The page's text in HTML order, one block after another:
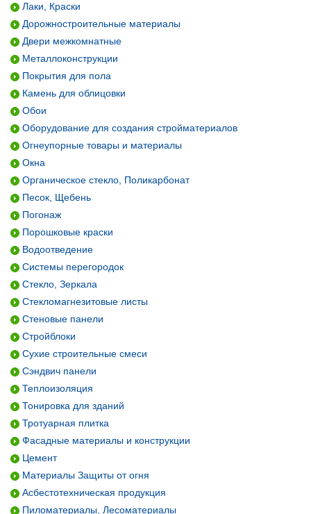
Лаки, Краски
Дорожностроительные материалы
Двери межкомнатные
Металлоконструкции
Покрытия для пола
Камень для облицовки
Обои
Оборудование для создания стройматериалов
Огнеупорные товары и материалы
Окна
Органическое стекло, Поликарбонат
Песок, Щебень
Погонаж
Порошковые краски
Водоотведение
Системы перегородок
Стекло, Зеркала
Стекломагнезитовые листы
Стеновые панели
Стройблоки
Сухие строительные смеси
Сэндвич панели
Теплоизоляция
Тонировка для зданий
Тротуарная плитка
Фасадные материалы и конструкции
Цемент
Материалы Защиты от огня
Асбестотехническая продукция
Пиломатериалы, Лесоматериалы